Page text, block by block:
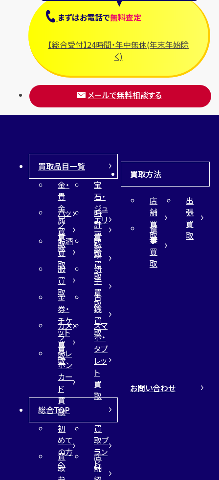
まずはお電話で無料査定
【総合受付】24時間・年中無休(年末年始除
く)
メールで無料相談する
買取品目一覧
金・
貴
金
属
買
取
宝
石・
ジュ
エリ
ー
買
取
バッ
グ
買
取
時
計
買
取
お酒
買
取
財
布
買
取
服
買
取
切
手
買
取
金
券・
チケ
ット
買
取
古
銭
買
取
カメ
ラ
買
取
スマ
ホ・
タブ
レッ
ト
買
取
テレ
ホン
カー
ド
買
取
買取方法
店
舗
買
取
出
張
買
取
催
事
買
取
総合TOP
初
めて
の方
へ
買
取ブ
ラン
ド
買
取
店
舗
お問い合わせ